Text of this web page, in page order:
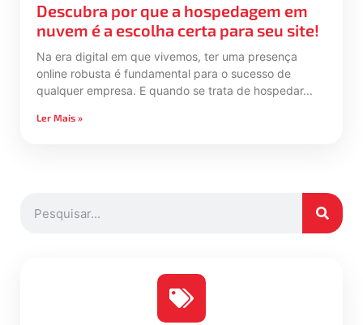
Descubra por que a hospedagem em
nuvem é a escolha certa para seu site!
Na era digital em que vivemos, ter uma presença
online robusta é fundamental para o sucesso de
qualquer empresa. E quando se trata de hospedar
Ler Mais »